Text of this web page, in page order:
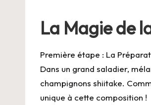
La Magie de
Première étape : La
Dans un grand saladier,
champignons shiitake.
unique à cette composition !